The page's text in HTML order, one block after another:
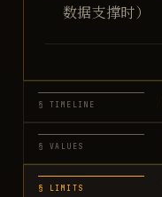
数据支撑时）
§ TIMELINE
§ VALUES
§ LIMITS